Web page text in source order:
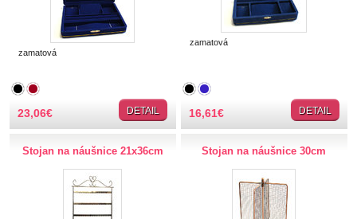
Navliekací materiál
Vlasec elastický
Korálky, flitre, medzikus
Medzikusy
zamatová
23,06€ DETAIL
zamatová
16,61€ DETAIL
Stojan na náušnice 21x36cm Stojan na náušnice 30cm